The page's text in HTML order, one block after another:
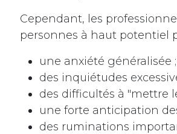
Cependant, les
personnes à haut potentiel
une anxiété généralisée ;
des inquiétudes
des difficultés à "mettre
une forte anticipation
des ruminations